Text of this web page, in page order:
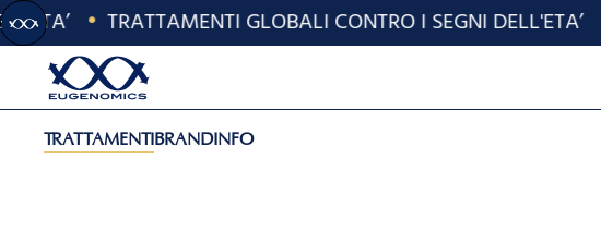
Skip to main content
• TRATTAMENTI GLOBALI CONTRO I SEGNI DELL'ETA’ •
TRATTAMENTIBRANDINFO